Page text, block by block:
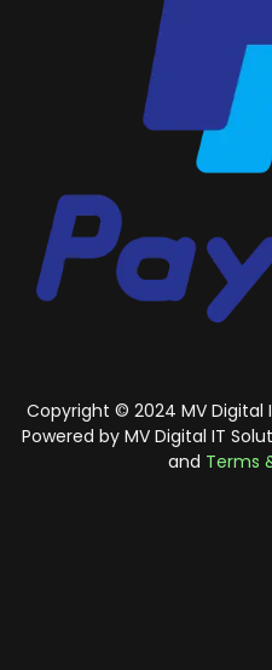
Copyright © 2024 MV Digital
Powered by MV Digital IT
and Terms